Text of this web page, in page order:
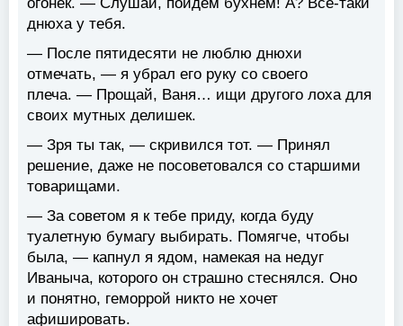
днюха у тебя.
— После пятидесяти не люблю днюхи
отмечать, — я убрал его руку со своего
плеча. — Прощай, Ваня… ищи другого лоха для
своих мутных делишек.
— Зря ты так, — скривился тот. — Принял
решение, даже не посоветовался со старшими
товарищами.
— За советом я к тебе приду, когда буду
туалетную бумагу выбирать. Помягче, чтобы
была, — капнул я ядом, намекая на недуг
Иваныча, которого он страшно стеснялся. Оно
и понятно, геморрой никто не хочет
афишировать.